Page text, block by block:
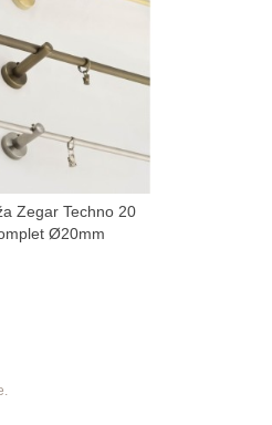
Zobraziť viac
Zegar Techno 20
Ø20mm